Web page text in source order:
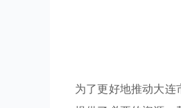
为了更好地推动大